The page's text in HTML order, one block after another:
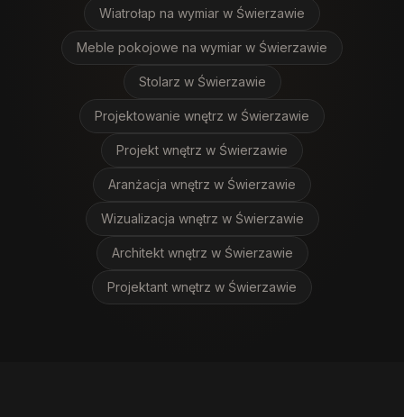
Wiatrołap na wymiar w Świerzawie
Meble pokojowe na wymiar w Świerzawie
Stolarz w Świerzawie
Projektowanie wnętrz w Świerzawie
Projekt wnętrz w Świerzawie
Aranżacja wnętrz w Świerzawie
Wizualizacja wnętrz w Świerzawie
Architekt wnętrz w Świerzawie
Projektant wnętrz w Świerzawie